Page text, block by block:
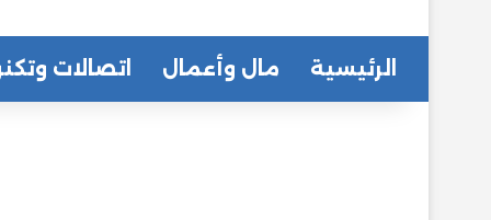
الرئيسية مال وأعمال اتصالات